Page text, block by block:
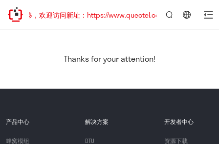
址已迁移，欢迎访问新址：https://www.quectel.com.cn
Thanks for your attention!
产品中心
蜂窝模组
解决方案
DTU
开发者中心
资源下载